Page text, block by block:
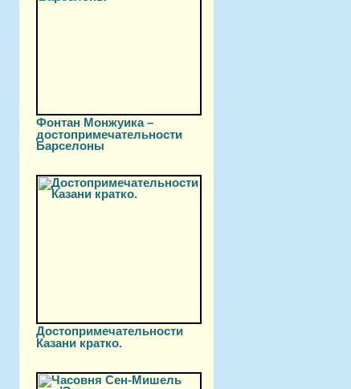
Фонтан Монжуика –
достопримечательности
Барселоны
Достопримечательности
Казани кратко.